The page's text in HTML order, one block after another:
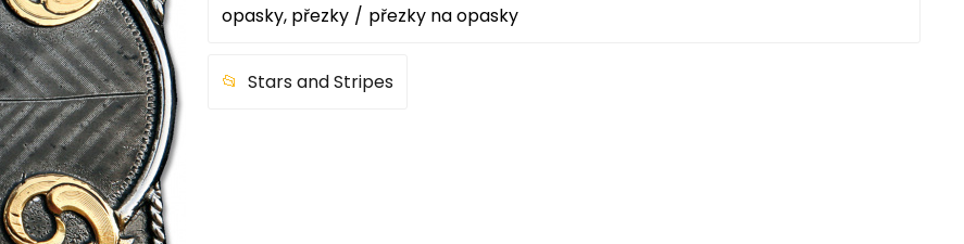
opasky, přezky
přezky na opasky
Stars and Stripes